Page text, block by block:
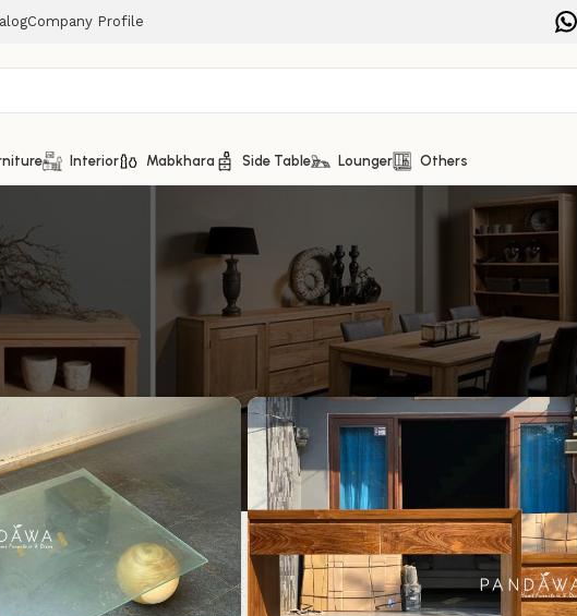
Company Profile
Interior Mabkhara Side Table Lounger Others